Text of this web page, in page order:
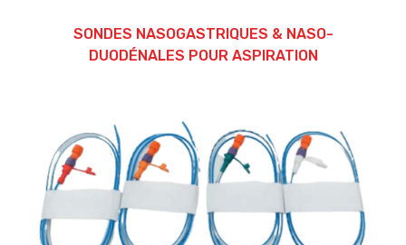
SONDES NASOGASTRIQUES & NASO-
DUODÉNALES POUR ASPIRATION